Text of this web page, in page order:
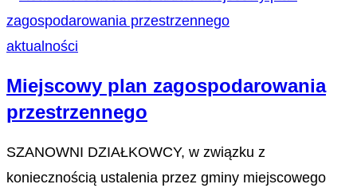
aktualności
Miejscowy plan zagospodarowania
przestrzennego
SZANOWNI DZIAŁKOWCY, w związku z
koniecznością ustalenia przez gminy miejscowego